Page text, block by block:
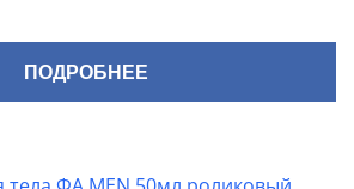
ПОДРОБНЕЕ